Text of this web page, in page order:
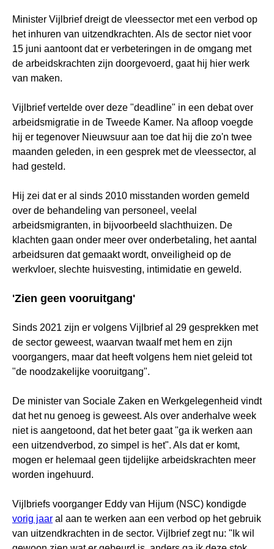
Minister Vijlbrief dreigt de vleessector met een verbod op
het inhuren van uitzendkrachten. Als de sector niet voor
15 juni aantoont dat er verbeteringen in de omgang met
de arbeidskrachten zijn doorgevoerd, gaat hij hier werk
van maken.
Vijlbrief vertelde over deze "deadline" in een debat over
arbeidsmigratie in de Tweede Kamer. Na afloop voegde
hij er tegenover Nieuwsuur aan toe dat hij die zo'n twee
maanden geleden, in een gesprek met de vleessector, al
had gesteld.
Hij zei dat er al sinds 2010 misstanden worden gemeld
over de behandeling van personeel, veelal
arbeidsmigranten, in bijvoorbeeld slachthuizen. De
klachten gaan onder meer over onderbetaling, het aantal
arbeidsuren dat gemaakt wordt, onveiligheid op de
werkvloer, slechte huisvesting, intimidatie en geweld.
'Zien geen vooruitgang'
Sinds 2021 zijn er volgens Vijlbrief al 29 gesprekken met
de sector geweest, waarvan twaalf met hem en zijn
voorgangers, maar dat heeft volgens hem niet geleid tot
"de noodzakelijke vooruitgang".
De minister van Sociale Zaken en Werkgelegenheid vindt
dat het nu genoeg is geweest. Als over anderhalve week
niet is aangetoond, dat het beter gaat "ga ik werken aan
een uitzendverbod, zo simpel is het". Als dat er komt,
mogen er helemaal geen tijdelijke arbeidskrachten meer
worden ingehuurd.
Vijlbriefs voorganger Eddy van Hijum (NSC) kondigde
vorig jaar al aan te werken aan een verbod op het gebruik
van uitzendkrachten in de sector. Vijlbrief zegt nu: "Ik wil